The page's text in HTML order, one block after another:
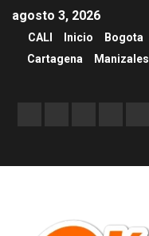
agosto 3, 2026
CALI Inicio Bogota
Cartagena
Manizales